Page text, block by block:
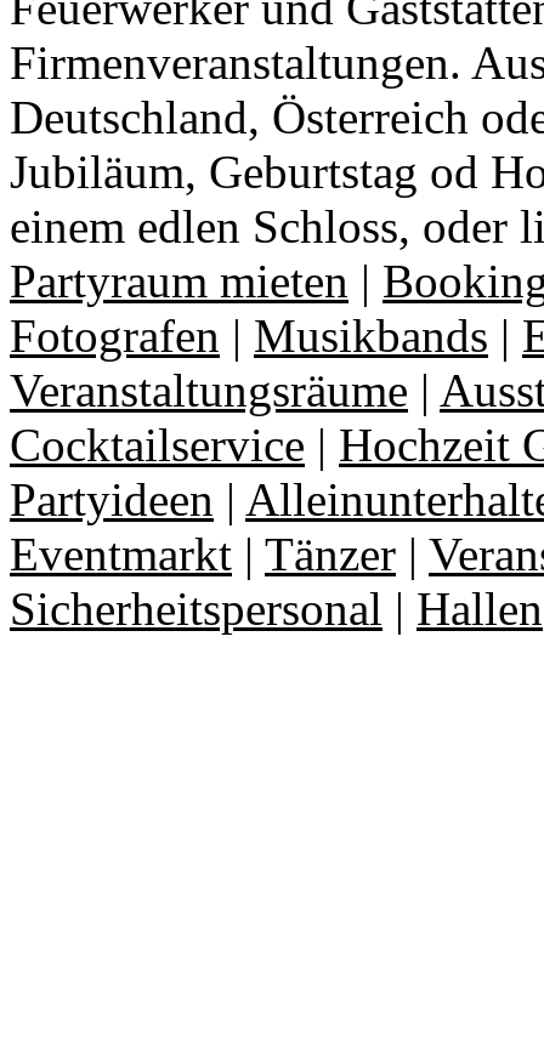
Firmenveranstaltungen.
Deutschland, Österreich
Jubiläum, Geburtstag od
einem edlen Schloss, oder
Partyraum mieten |
Fotografen | Musikbands |
Veranstaltungsräume |
Cocktailservice | Hochzeit
Partyideen |
Eventmarkt | Tänzer |
Sicherheitspersonal | Hallen